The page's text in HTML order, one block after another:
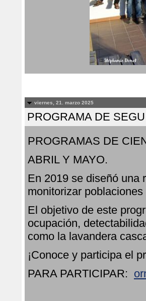
viernes, 21. marzo 2025
PROGRAMA DE
PROGRAMAS DE
ABRIL Y MAYO.
En 2019 se diseñó una
monitorizar
El objetivo de este
ocupación,
como la lavandera
¡Conoce y participa el
PARA PARTICIPAR: